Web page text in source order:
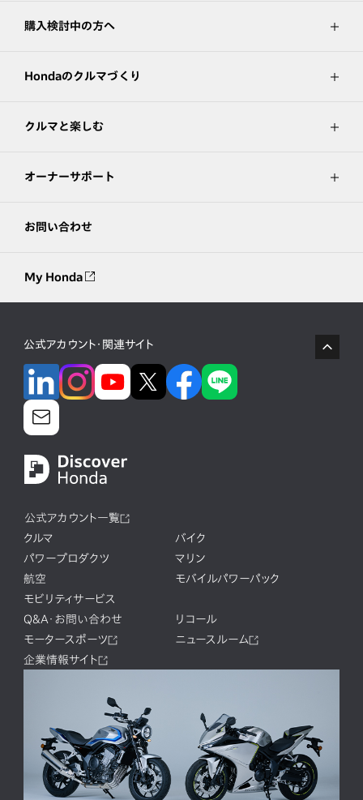
購入検討中の方へ
Hondaのクルマづくり
クルマと楽しむ
オーナーサポート
お問い合わせ
My Honda
公式アカウント・関連サイト
公式アカウント一覧
クルマ
バイク
パワープロダクツ
マリン
航空
モバイルパワーパック
モビリティサービス
Q&A・お問い合わせ
リコール
モータースポーツ
ニュースルーム
企業情報サイト